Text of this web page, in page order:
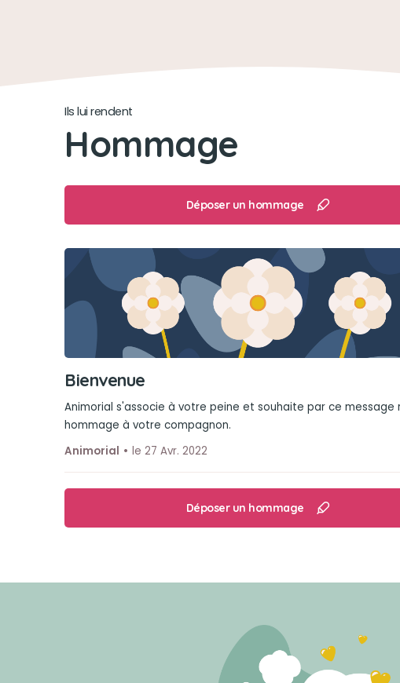
Ils lui rendent
Hommage
Déposer un hommage
Bienvenue
Animorial s'associe à votre peine et souhaite par ce message
hommage à votre compagnon.
Animorial
le 27 Avr. 2022
Déposer un hommage